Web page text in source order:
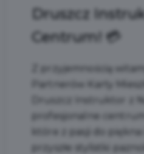
Druszcz
Centrum! 💳
Z przyjemnością
Partnerów Karty
Druszcz Instruktor z
profesjonalne
które z pasji do piękna
przyszłe stylistki